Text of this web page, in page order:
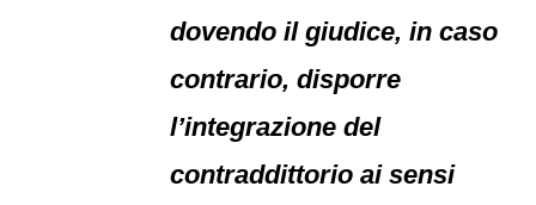
dovendo il giudice, in caso
contrario, disporre
l’integrazione del
contraddittorio ai sensi